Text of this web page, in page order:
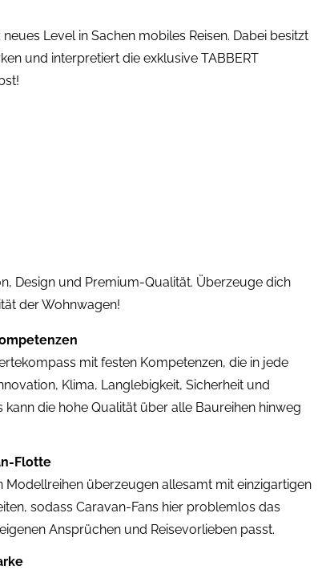
Level in Sachen mobiles Reisen. Dabei besitzt
und interpretiert die exklusive TABBERT
Design und Premium-Qualität. Überzeuge dich
der Wohnwagen!
mit festen Kompetenzen, die in jede
Klima, Langlebigkeit, Sicherheit und
kann die hohe Qualität über alle Baureihen hinweg
Flotte
Modellreihen überzeugen allesamt mit einzigartigen
sodass Caravan-Fans hier problemlos das
Ansprüchen und Reisevorlieben passt.